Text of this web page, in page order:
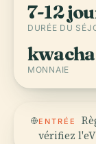
7-12
DURÉE DU
MONNAIE
ENTRÉE
vérifiez